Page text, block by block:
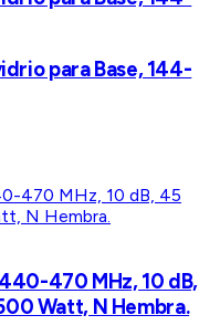
para Base, 144-
470 MHz, 10 dB,
Watt, N Hembra.